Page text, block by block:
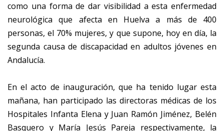
como una forma de dar visibilidad a esta enfermedad
neurológica que afecta en Huelva a más de 400
personas, el 70% mujeres, y que supone, hoy en día, la
segunda causa de discapacidad en adultos jóvenes en
Andalucía.
En el acto de inauguración, que ha tenido lugar esta
mañana, han participado las directoras médicas de los
Hospitales Infanta Elena y Juan Ramón Jiménez, Belén
Basquero y María Jesús Pareja respectivamente, la